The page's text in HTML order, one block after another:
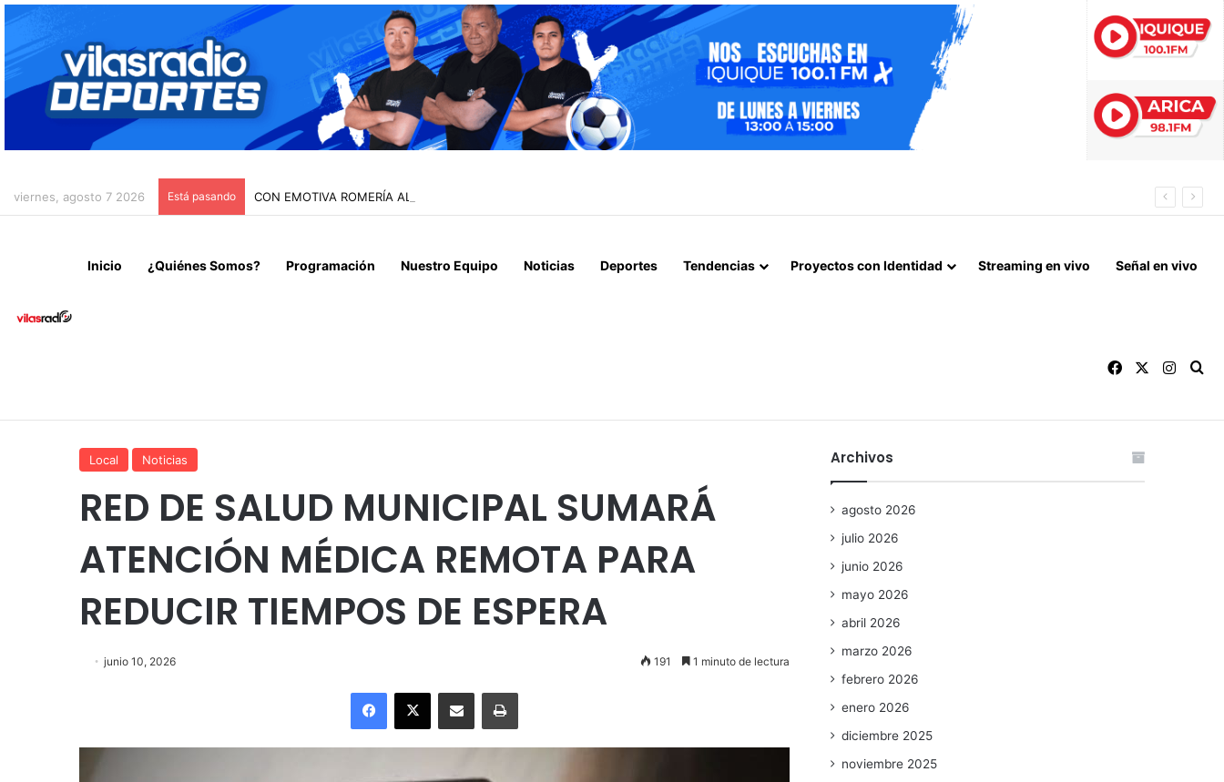
viernes, agosto 7 2026 Está pasando CON EMOTIVA ROMERÍA AL CEMENTERIO REMEMORAN A LOS DIFUNTOS EN LA FIESTA DE SAN LORENZO
Inicio ¿Quiénes Somos? Programación Nuestro Equipo Noticias Deportes Tendencias Proyectos con Identidad Streaming en vivo Señal en vivo
Facebook
Local Noticias
RED DE SALUD MUNICIPAL SUMARÁ
ATENCIÓN MÉDICA REMOTA PARA
REDUCIR TIEMPOS DE ESPERA
junio 10, 2026 191 1 minuto de lectura
Facebook
X Enviar vía email Imprimir
Archivos
agosto 2026
julio 2026
junio 2026
mayo 2026
abril 2026
marzo 2026
febrero 2026
enero 2026
diciembre 2025
noviembre 2025